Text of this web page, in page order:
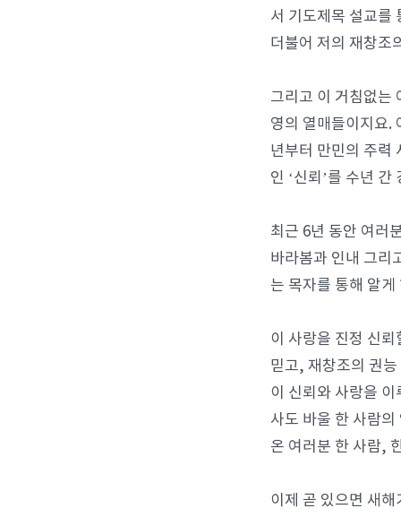
서 기도제목 설교를
더불어 저의 재창조
그리고 이 거침없는
영의 열매들이지요.
년부터 만민의 주력
인 ‘신뢰’를 수년
최근 6년 동안 여러
바라봄과 인내 그리
는 목자를 통해 알
이 사랑을 진정 신
믿고, 재창조의 권
이 신뢰와 사랑을
사도 바울 한 사람
온 여러분 한 사람,
이제 곧 있으면 새